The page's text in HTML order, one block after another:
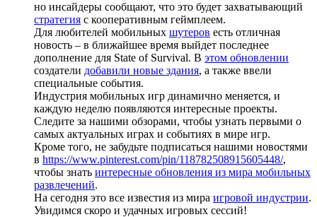
но инсайдеры сообщают, что это будет захватывающий
стратегия с кооперативным геймплеем.
Для любителей мобильных шутеров есть отличная
новость – в ближайшее время выйдет последнее
дополнение для State of Survival. В этом обновлении
создатели добавили новые здания, а также ввели
специальные события.
Индустрия мобильных игр динамично меняется, и
каждую неделю появляются интересные проекты.
Следите за нашими обзорами, чтобы узнать первыми о
самых актуальных играх и событиях в мире игр.
Кроме того, не забудьте подписаться нашими новостями
в https://www.pinterest.com/pin/118782508915605448/,
чтобы знать интересные обновления из мира мобильных
развлечений.
На сегодня это все известия из мира игровой индустрии.
Увидимся скоро и удачных игровых сессий!